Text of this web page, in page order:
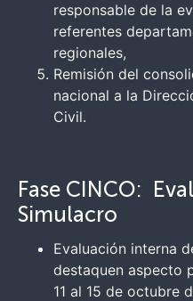
responsable de la
referentes
regionales,
Remisión del
nacional a la
Civil.
Fase CINCO:
Simulacro
Evaluación interna
destaquen aspecto
11 al 15 de octubre